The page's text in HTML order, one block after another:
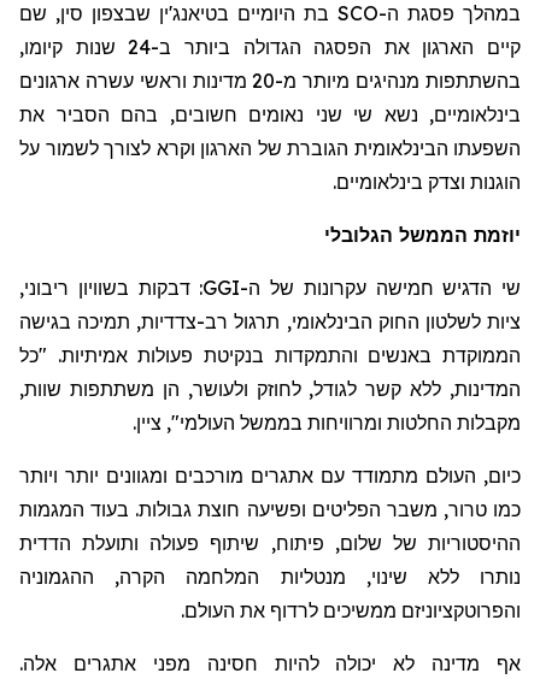
במהלך פסגת ה-SCO בת היומיים בטיאנג'ין שבצפון סין, שם
קיים הארגון את הפסגה הגדולה ביותר ב-24 שנות קיומו,
בהשתתפות מנהיגים מיותר מ-20 מדינות וראשי עשרה ארגונים
בינלאומיים, נשא שי שני נאומים חשובים, בהם הסביר את
השפעתו הבינלאומית הגוברת של הארגון וקרא לצורך לשמור על
הוגנות וצדק בינלאומיים.
יוזמת הממשל הגלובלי
שי הדגיש חמישה עקרונות של ה-GGI: דבקות בשוויון ריבוני,
ציות לשלטון החוק הבינלאומי, תרגול רב-צדדיות, תמיכה בגישה
הממוקדת באנשים והתמקדות בנקיטת פעולות אמיתיות. "כל
המדינות, ללא קשר לגודל, לחוזק ולעושר, הן משתתפות שוות,
מקבלות החלטות ומרוויחות בממשל העולמי", ציין.
כיום, העולם מתמודד עם אתגרים מורכבים ומגוונים יותר ויותר
כמו טרור, משבר הפליטים ופשיעה חוצת גבולות. בעוד המגמות
ההיסטוריות של שלום, פיתוח, שיתוף פעולה ותועלת הדדית
נותרו ללא שינוי, מנטליות המלחמה הקרה, ההגמוניה
והפרוטקציוניזם ממשיכים לרדוף את העולם.
אף מדינה לא יכולה להיות חסינה מפני אתגרים אלה.